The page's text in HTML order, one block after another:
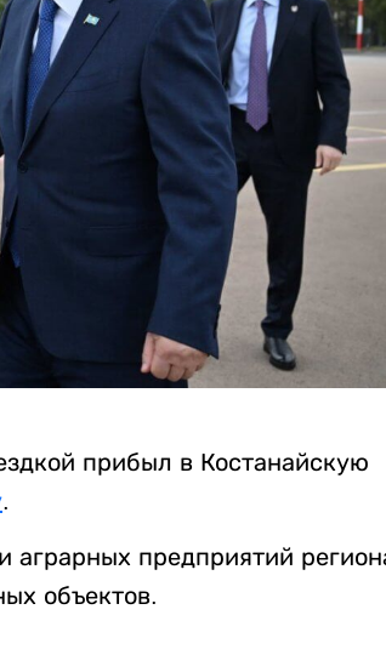
прибыл в Костанайскую
.
аграрных предприятий
объектов.